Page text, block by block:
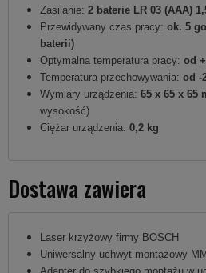
Zasilanie: 2 baterie LR 03 (AAA)
Przewidywany czas pracy: ok. 5
baterii)
Optymalna temperatura pracy: od
Temperatura przechowywania: od -
Wymiary urządzenia: 65 x 65 x 65
wysokość)
Ciężar urządzenia: 0,2 kg
Dostawa zawiera
Laser krzyżowy firmy BOSCH
Uniwersalny uchwyt montażowy